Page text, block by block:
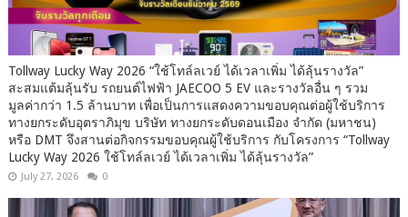
Tollway Lucky Way 2026 “ใช้โทล์ลเวย์ ได้เวลาเพิ่ม ได้ลุ้นรางวัล”
สะสมแต้มลุ้นรับ รถยนต์ไฟฟ้า JAECOO 5 EV และรางวัลอื่น ๆ รวม
มูลค่ากว่า 1.5 ล้านบาท เพื่อเป็นการแสดงความขอบคุณต่อผู้ใช้บริการ
ทางยกระดับอุตราภิมุข บริษัท ทางยกระดับดอนเมือง จำกัด (มหาชน)
หรือ DMT จึงสานต่อกิจกรรมขอบคุณผู้ใช้บริการ กับโครงการ “Tollway
Lucky Way 2026 ใช้โทล์ลเวย์ ได้เวลาเพิ่ม ได้ลุ้นรางวัล”
July 27, 2026 0